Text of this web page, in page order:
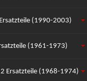
(1990-2003)
(1961-1973)
Ersatzteile (1968-1974)